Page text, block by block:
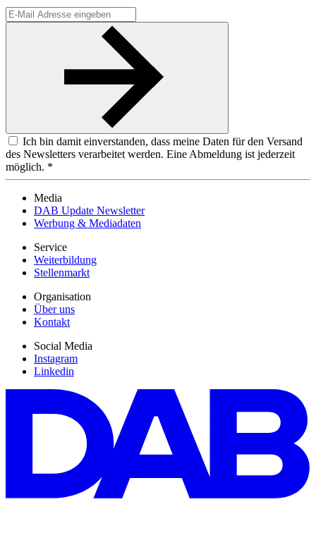
Ich bin damit einverstanden, dass meine Daten für den Versand
des Newsletters verarbeitet werden. Eine Abmeldung ist jederzeit
möglich. *
Media
DAB Update Newsletter
Werbung & Mediadaten
Service
Weiterbildung
Stellenmarkt
Organisation
Über uns
Kontakt
Social Media
Instagram
Linkedin